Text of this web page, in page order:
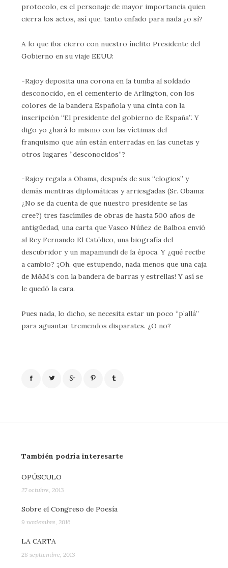
protocolo, es el personaje de mayor importancia quien
cierra los actos, así que, tanto enfado para nada ¿o sí?
A lo que iba: cierro con nuestro ínclito Presidente del
Gobierno en su viaje EEUU:
-Rajoy deposita una corona en la tumba al soldado
desconocido, en el cementerio de Arlington, con los
colores de la bandera Española y una cinta con la
inscripción “El presidente del gobierno de España”. Y
digo yo ¿hará lo mismo con las víctimas del
franquismo que aún están enterradas en las cunetas y
otros lugares “desconocidos”?
-Rajoy regala a Obama, después de sus “elogios” y
demás mentiras diplomáticas y arriesgadas (Sr. Obama:
¿No se da cuenta de que nuestro presidente se las
cree?) tres fascímiles de obras de hasta 500 años de
antigüedad, una carta que Vasco Núñez de Balboa envió
al Rey Fernando El Católico, una biografía del
descubridor y un mapamundi de la época. Y ¿qué recibe
a cambio? :¡Oh, que estupendo, nada menos que una caja
de M&M’s con la bandera de barras y estrellas! Y así se
le quedó la cara.
Pues nada, lo dicho, se necesita estar un poco “p’allá”
para aguantar tremendos disparates. ¿O no?
También podría interesarte
OPÚSCULO
27 octubre, 2013
Sobre el Congreso de Poesía
9 noviembre, 2016
LA CARTA
28 septiembre, 2013